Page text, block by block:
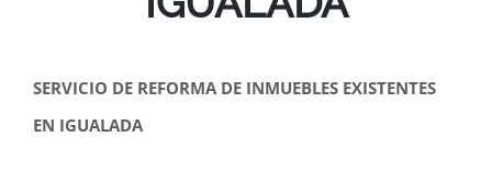
SERVICIO DE REFORMA DE INMUEBLES EXISTENTES
EN IGUALADA